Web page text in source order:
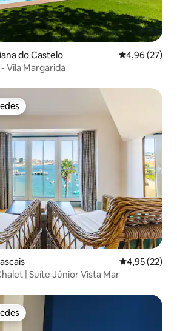
do Castelo 4,96 de uma
4,96 (27)
Vila Margarida
4,95 de uma
4,95 (22)
| Suíte Júnior Vista Mar